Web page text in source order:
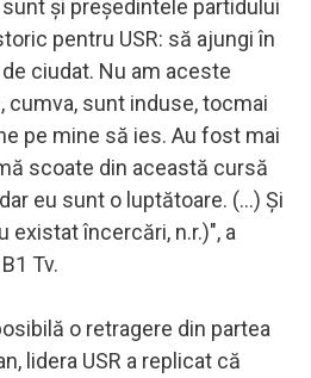
şi preşedintele partidului
pentru USR: să ajungi în
ciudat. Nu am aceste
cumva, sunt induse, tocmai
pe mine să ies. Au fost mai
scoate din această cursă
eu sunt o luptătoare. (...) Şi
existat încercări, n.r.)", a
Tv.
o retragere din partea
lidera USR a replicat că